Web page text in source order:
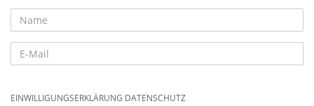
EINWILLIGUNGSERKLÄRUNG DATENSCHUTZ